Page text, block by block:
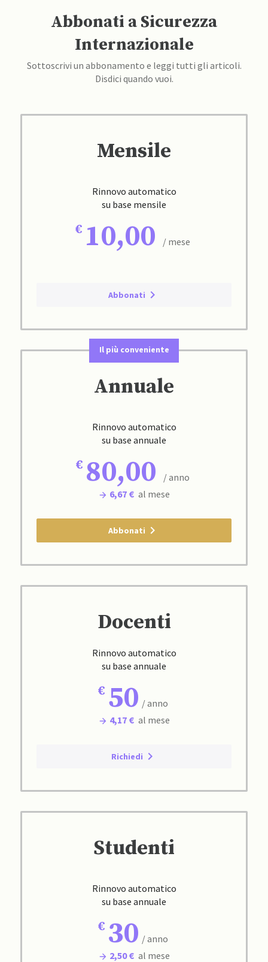
Abbonati a Sicurezza
Internazionale
Sottoscrivi un abbonamento e leggi tutti gli articoli.
Disdici quando vuoi.
Mensile
Rinnovo automatico
su base mensile
10,00 / mese
Abbonati
Il più conveniente
Annuale
Rinnovo automatico
su base annuale
80,00
/ anno
6,67 € al mese
Abbonati
Docenti
Rinnovo automatico
su base annuale
50 / anno
4,17 € al mese
Richiedi
Studenti
Rinnovo automatico
su base annuale
30 / anno
2,50 € al mese